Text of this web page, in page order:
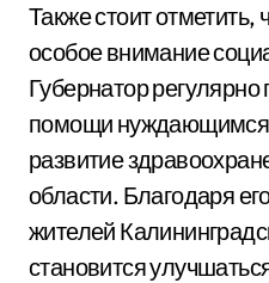
Также стоит отметить,
особое внимание
Губернатор
помощи нуждающимся
развитие
области. Благодаря
жителей
становится